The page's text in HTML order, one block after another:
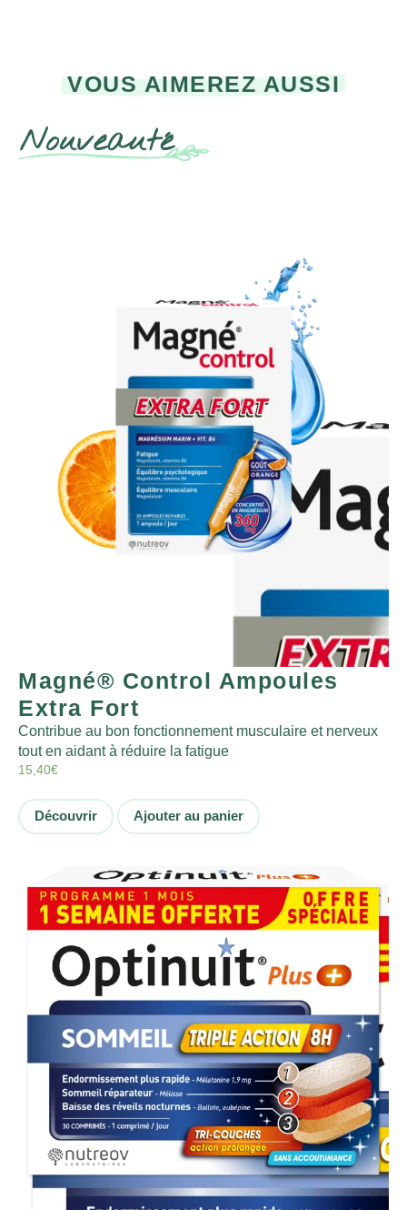
VOUS AIMEREZ AUSSI
Magné® Control Ampoules
Extra Fort
Contribue au bon fonctionnement musculaire et nerveux
tout en aidant à réduire la fatigue
15,40€
Découvrir Ajouter au panier